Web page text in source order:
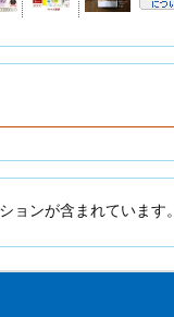
ョンが含まれています。